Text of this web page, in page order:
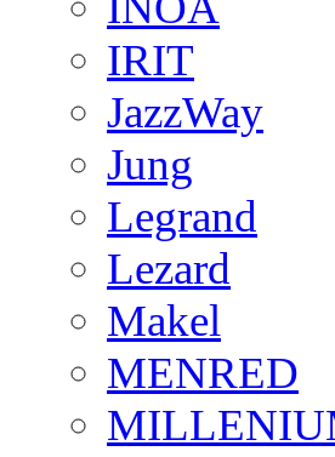
IRIT
JazzWay
Jung
Legrand
Lezard
Makel
MENRED